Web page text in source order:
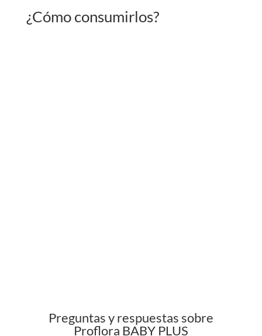
¿Cómo consumirlos?
Preguntas y respuestas sobre
Proflora BABY PLUS